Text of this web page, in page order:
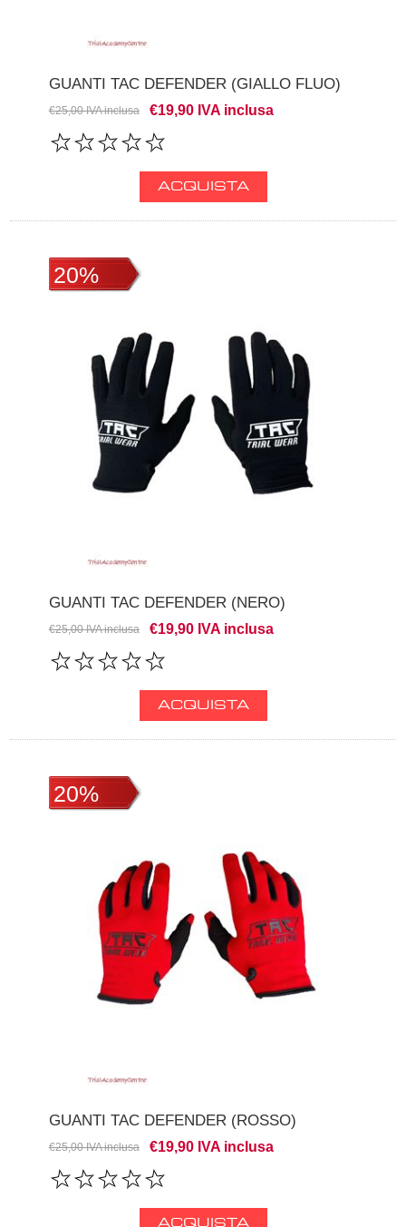
GUANTI TAC DEFENDER (GIALLO FLUO)
€25,00 IVA inclusa €19,90 IVA inclusa
20%
GUANTI TAC DEFENDER (NERO)
€25,00 IVA inclusa €19,90 IVA inclusa
20%
GUANTI TAC DEFENDER (ROSSO)
€25,00 IVA inclusa €19,90 IVA inclusa